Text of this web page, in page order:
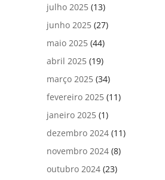
julho 2025 (13)
junho 2025 (27)
maio 2025 (44)
abril 2025 (19)
março 2025 (34)
fevereiro 2025 (11)
janeiro 2025 (1)
dezembro 2024 (11)
novembro 2024 (8)
outubro 2024 (23)